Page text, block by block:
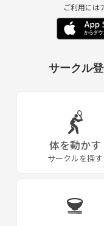
・歌い終わったら拍手👏
・採点モード、後奏カッ
・女性へのセクハラは厳
《つなげーと上でのLINE IDの交
ご利用には
サークル
体を動かす
サークルを探す